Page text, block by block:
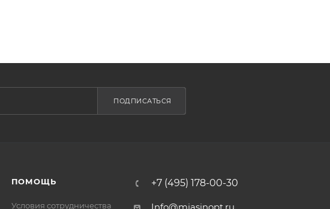
ПОДПИСАТЬСЯ
ПОМОЩЬ
Условия сотрудничества
+7 (495) 178-00-30